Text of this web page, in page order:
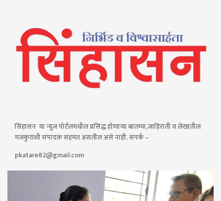
सिंहासन या न्यूज पोर्टलमधील प्रसिद्ध होणाऱ्या बातम्या,जाहिराती व लेखातील
मजकुराशी संपादक सहमत असतील असे नाही. संपर्क –
pkatare82@gmail.com